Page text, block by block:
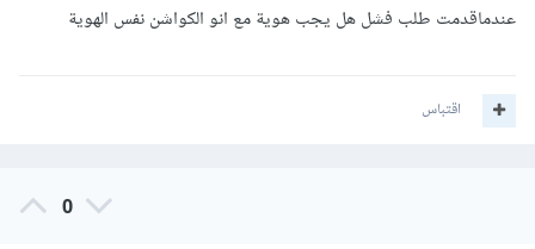
عندماقدمت طلب فشل هل يجب هوية مع انو الكواشن نفس الهوية
اقتباس
0